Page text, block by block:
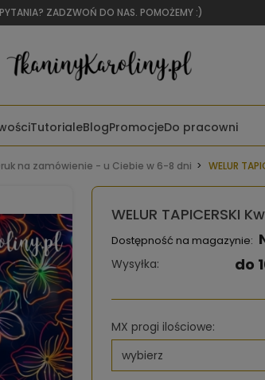
ZADZWOŃ DO NAS. POMOŻEMY :)
TutorialeBlogPromocjeDo pracowni
na zamówienie - u Ciebie w 6-8 dni WELUR
WELUR TAPICERSKI
Dostępność na magazynie:
Wysyłka: do
MX progi ilościowe: